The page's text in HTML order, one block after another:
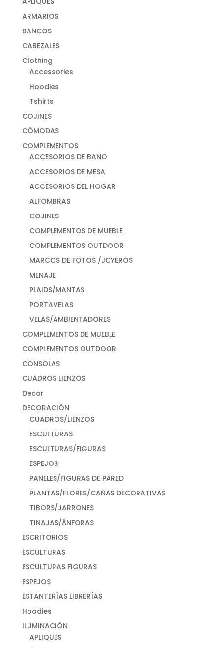
ARMARIOS
BANCOS
CABEZALES
Clothing
Accessories
Hoodies
Tshirts
COJINES
CÓMODAS
COMPLEMENTOS
ACCESORIOS DE BAÑO
ACCESORIOS DE MESA
ACCESORIOS DEL HOGAR
ALFOMBRAS
COJINES
COMPLEMENTOS DE MUEBLE
COMPLEMENTOS OUTDOOR
MARCOS DE FOTOS /JOYEROS
MENAJE
PLAIDS/MANTAS
PORTAVELAS
VELAS/AMBIENTADORES
COMPLEMENTOS DE MUEBLE
COMPLEMENTOS OUTDOOR
CONSOLAS
CUADROS LIENZOS
Decor
DECORACIÓN
CUADROS/LIENZOS
ESCULTURAS
ESCULTURAS/FIGURAS
ESPEJOS
PANELES/FIGURAS DE PARED
PLANTAS/FLORES/CAÑAS DECORATIVAS
TIBORS/JARRONES
TINAJAS/ÁNFORAS
ESCRITORIOS
ESCULTURAS
ESCULTURAS FIGURAS
ESPEJOS
ESTANTERÍAS LIBRERÍAS
Hoodies
ILUMINACIÓN
APLIQUES